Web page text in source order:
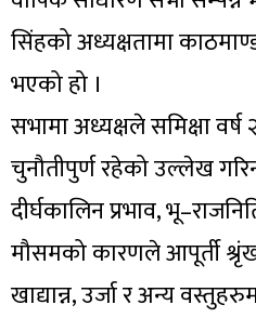
सिंहको अध्यक्षतामा
भएको हो ।
सभामा अध्यक्षले समिक्षा वर्ष
चुनौतीपुर्ण रहेको उल्लेख
दीर्घकालिन प्रभाव,
मौसमको कारणले आपूर्ती
खाद्यान्न, उर्जा र अन्य